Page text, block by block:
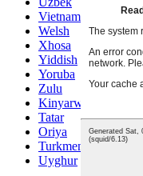
Vietnamese
Welsh
Xhosa
Yiddish
Yoruba
Zulu
Kinyarwanda
Tatar
Oriya
Turkmen
Uyghur